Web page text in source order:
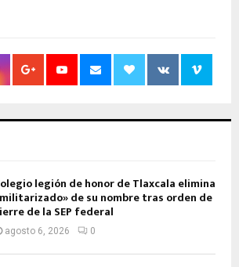
legión de honor de Tlaxcala elimina
de su nombre tras orden de
de la SEP federal
agosto 6, 2026 0